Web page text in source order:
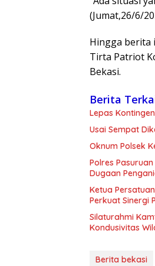
(Jumat,26/6/
Hingga berita
Tirta Patriot
Bekasi.
Berita
Lepas
Usai Sempat
Oknum Polsek
Polres
Dugaan
Ketua
Perkuat Sinergi
Silaturahmi
Kondusivitas
Berita bekasi